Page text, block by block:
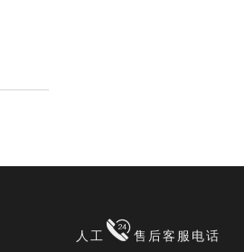
人工 售后客服电话